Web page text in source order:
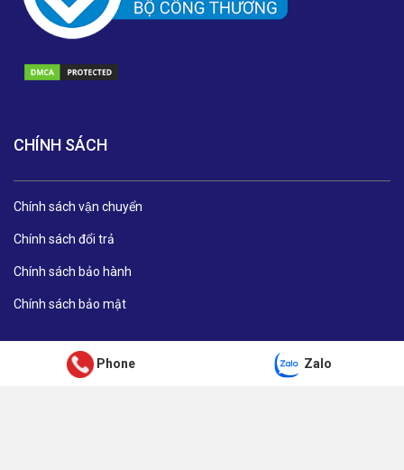
CHÍNH SÁCH
Chính sách vận chuyển
Chính sách đổi trả
Chính sách bảo hành
Chính sách bảo mật
Phone Zalo